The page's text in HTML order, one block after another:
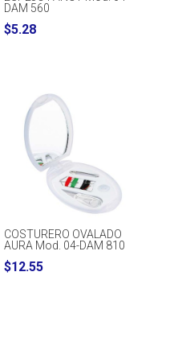
DAM 560
$5.28
COSTURERO OVALADO
AURA Mod. 04-DAM 810
$12.55